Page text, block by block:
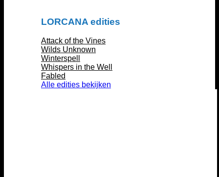
LORCANA edities
Attack of the Vines
Wilds Unknown
Winterspell
Whispers in the Well
Fabled
Alle edities bekijken